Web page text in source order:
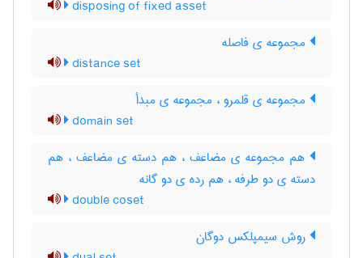
disposing of fixed asset
مجموعه ی فاصله
distance set
مجموعه ی قلمرو ، مجموعه ی مبدأ
domain set
هم مجموعه ی مضاعف ، هم دسته ی مضاعف ، هم
دسته ی دو طرفه ، هم رده ی دو گانه
double coset
روش سیمپلکس دوگان